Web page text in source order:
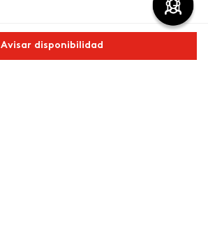
Avisar disponibilidad